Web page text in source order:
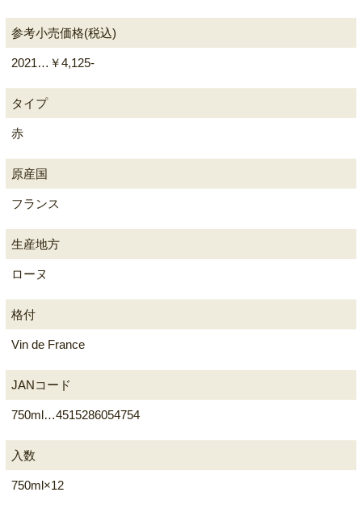
参考小売価格(税込)
2021…￥4,125-
タイプ
赤
原産国
フランス
生産地方
ローヌ
格付
Vin de France
JANコード
750ml…4515286054754
入数
750ml×12